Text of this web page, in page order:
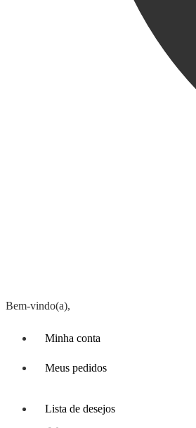
Bem-vindo(a),
Minha conta
Meus pedidos
Lista de desejos